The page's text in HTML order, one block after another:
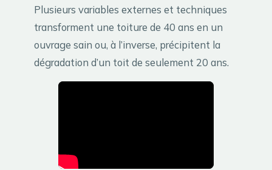
Plusieurs variables externes et techniques
transforment une toiture de 40 ans en un
ouvrage sain ou, à l’inverse, précipitent la
dégradation d’un toit de seulement 20 ans.